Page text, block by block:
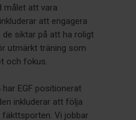
målet att vara
att engagera
de siktar på att ha roligt
utmärkt träning som
och fokus.
EGF positionerat
inkluderar att följa
fäkttsporten. Vi jobbar